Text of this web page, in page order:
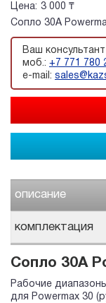
Цена: 3 000 ₸
Сопло 30A
Ваш консультант
моб.: +7 771 780
e-mail:
описание
комплектация
Сопло 30A
Рабочие
для Powermax 30